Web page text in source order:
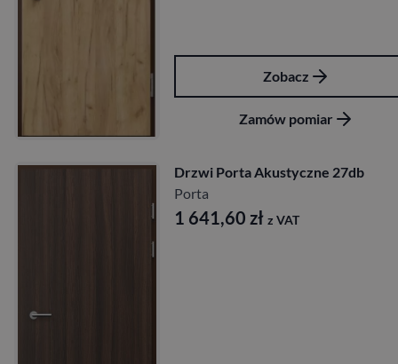
Zobacz
Zamów pomiar
Drzwi Porta Akustyczne 27db
Porta
1 641,60 zł z VAT